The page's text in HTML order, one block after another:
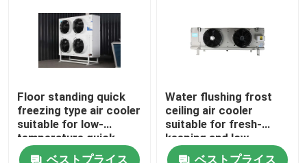
Floor standing quick
freezing type air cooler
suitable for low-
temperature quick
freezing cold storage,
ベストプライス
Water flushing frost
ceiling air cooler
suitable for fresh-
keeping and low-
temperature
ベストプライス